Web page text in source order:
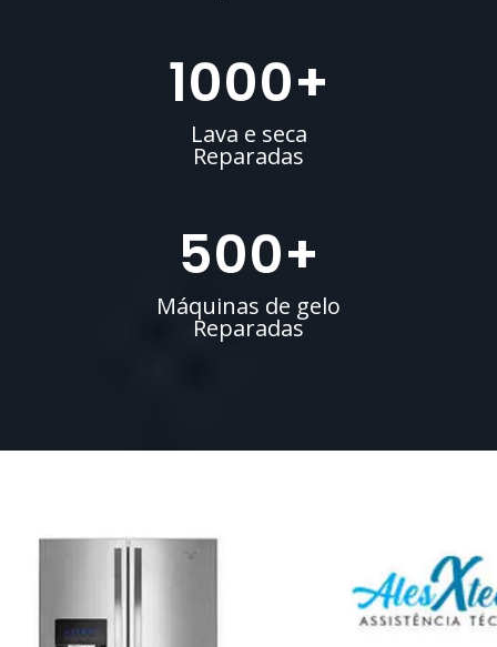
1000+
Lava e seca
Reparadas
500+
Máquinas de gelo
Reparadas